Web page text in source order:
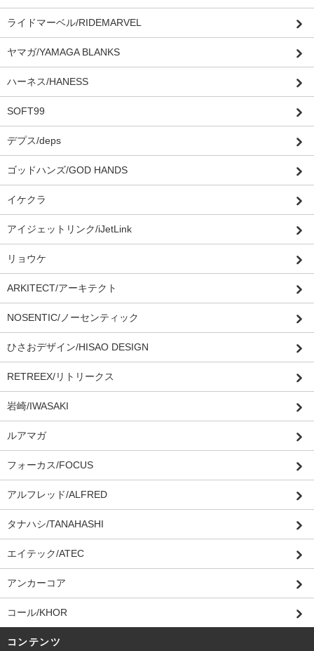
ライドマーベル/RIDEMARVEL
ヤマガ/YAMAGA BLANKS
ハーネス/HANESS
SOFT99
デプス/deps
ゴッドハンズ/GOD HANDS
イケクラ
アイジェットリンク/iJetLink
リョウケ
ARKITECT/アーキテクト
NOSENTIC/ノーセンティック
ひさおデザイン/HISAO DESIGN
RETREEX/リトリークス
岩崎/IWASAKI
ルアマガ
フォーカス/FOCUS
アルフレッド/ALFRED
タナハシ/TANAHASHI
エイテック/ATEC
アンカーコア
コール/KHOR
コンテンツ